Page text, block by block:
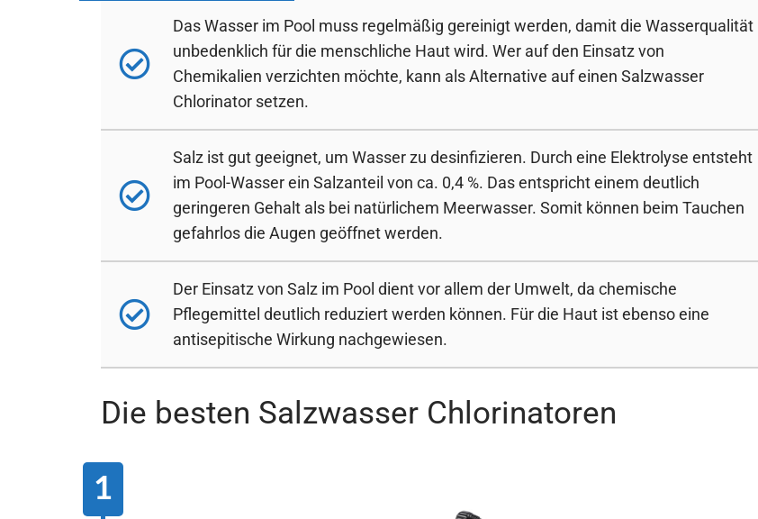
Das Wasser im Pool muss regelmäßig gereinigt werden, damit die Wasserqualität
unbedenklich für die menschliche Haut wird. Wer auf den Einsatz von
Chemikalien verzichten möchte, kann als Alternative auf einen Salzwasser
Chlorinator setzen.
Salz ist gut geeignet, um Wasser zu desinfizieren. Durch eine Elektrolyse entsteht
im Pool-Wasser ein Salzanteil von ca. 0,4 %. Das entspricht einem deutlich
geringeren Gehalt als bei natürlichem Meerwasser. Somit können beim Tauchen
gefahrlos die Augen geöffnet werden.
Der Einsatz von Salz im Pool dient vor allem der Umwelt, da chemische
Pflegemittel deutlich reduziert werden können. Für die Haut ist ebenso eine
antisepitische Wirkung nachgewiesen.
Die besten Salzwasser Chlorinatoren